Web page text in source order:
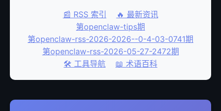
📰 RSS 索引
🔥 最新资讯
第openclaw-tips期
第openclaw-rss-2026-2026--0-4-03-0741期
第openclaw-rss-2026-05-27-2472期
🛠️ 工具导航
📖 术语百科